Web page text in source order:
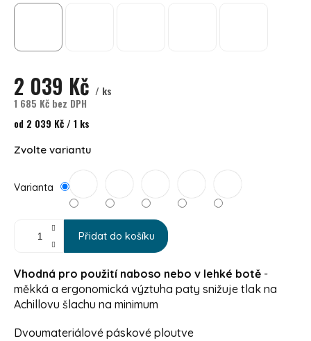
2 039 Kč / ks
1 685 Kč bez DPH
Měrná cena:
od 2 039 Kč / 1 ks
Zvolte variantu
Varianta
Přidat do košíku
Vhodná pro použití naboso nebo v lehké botě -
měkká a ergonomická výztuha paty snižuje tlak na
Achillovu šlachu na minimum
Dvoumateriálové páskové ploutve